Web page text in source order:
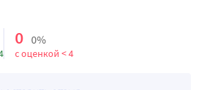
естественного коллагена
поэтому так важно обеспечить
0 0%
с оценкой < 4